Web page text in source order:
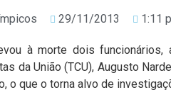
29/11/2013 1:11
à morte dois
da União (TCU), Augusto
o que o torna alvo de